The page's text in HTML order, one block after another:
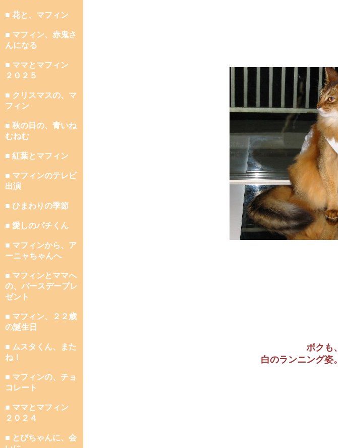
■ 花と、マフィン
■ マフィン、赤鬼さ
んになる
■ ママとマフィン
２０２５
■ クリスマスの、マ
フィン
■ 秋の日の、青いね
むねむ
■ 紅葉とマフィン
■ マフィンのテレビ
出演
■ ひまわりの季節
■ 愛しのパチくん
■ マフィンから、ア
ーニャちゃんへ
■ マフィンとママへ
の、バースデープレ
ゼント
■ マフィン、２２歳
の誕生日
■ ムスタくん、また
ね！
■ マフィンの、チョ
コレート
■ ママとマフィン
２０２４
■ とびちゃんに、会
ボクも、
白のランニング姿。